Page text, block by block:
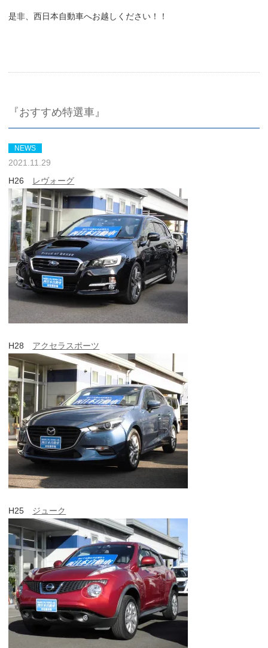
是非、西日本自動車へお越しください！！
『おすすめ特選車』
NEWS
2021.11.29
H26
レヴォーグ
H28 アクセラスポーツ
H25 ジューク